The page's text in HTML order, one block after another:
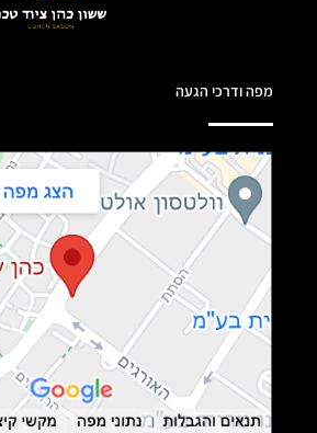
מפה ודרכי הגעה